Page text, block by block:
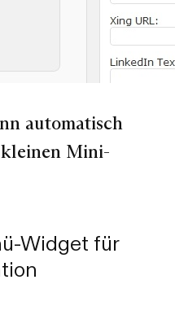
automatisch
Mini-
Widget für